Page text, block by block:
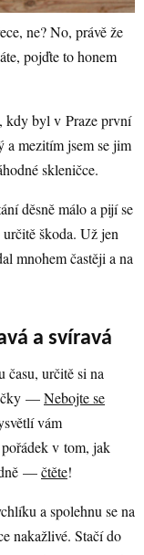
ne? No, právě že
pojďte to honem
kdy byl v Praze první
mezitím jsem se jim
skleničce.
děsně málo a pijí se
škoda. Už jen
mnohem častěji a na
a svíravá
času, určitě si na
—Nebojte se
vám
v tom, jak
—čtěte!
a spolehnu se na
nakažlivé. Stačí do